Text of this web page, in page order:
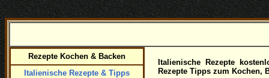
Rezepte Kochen & Backen
Italienische Rezepte & Tipps
Italienische Rezepte
Rezepte Tipps zum Kochen,